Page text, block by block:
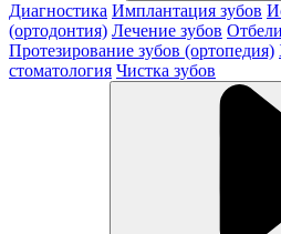
Диагностика Имплантация зубов
(ортодонтия) Лечение зубов
Протезирование зубов (ортопедия)
стоматология Чистка зубов